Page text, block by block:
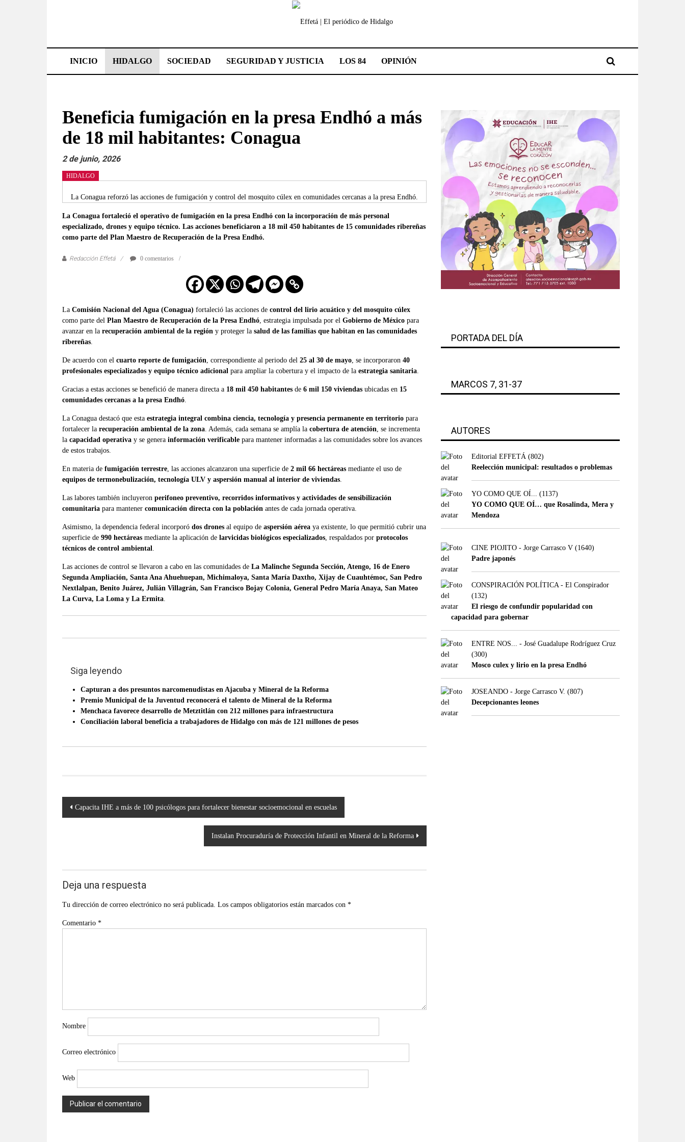
El
de
Hidalgo
Las
noticias
más
importantes
estado,
verificadas
al
serio
y
mismas.
INICIO HIDALGO SOCIEDAD SEGURIDAD Y JUSTICIA LOS 84 OPINIÓN
Beneficia fumigación en la presa Endhó a más
de 18 mil habitantes: Conagua
2 de junio, 2026
La Conagua reforzó las acciones de fumigación y control del mosquito cúlex en comunidades cercanas a la presa Endhó.
HIDALGO
La Conagua fortaleció el operativo de fumigación en la presa Endhó con la incorporación de más personal
especializado, drones y equipo técnico. Las acciones beneficiaron a 18 mil 450 habitantes de 15 comunidades ribereñas
como parte del Plan Maestro de Recuperación de la Presa Endhó.
Redacción Effetá 0 comentarios
La Comisión Nacional del Agua (Conagua) fortaleció las acciones de control del lirio acuático y del mosquito cúlex
como parte del Plan Maestro de Recuperación de la Presa Endhó, estrategia impulsada por el Gobierno de México para
avanzar en la recuperación ambiental de la región y proteger la salud de las familias que habitan en las comunidades
ribereñas.
De acuerdo con el cuarto reporte de fumigación, correspondiente al periodo del 25 al 30 de mayo, se incorporaron 40
profesionales especializados y equipo técnico adicional para ampliar la cobertura y el impacto de la estrategia sanitaria.
Gracias a estas acciones se benefició de manera directa a 18 mil 450 habitantes de 6 mil 150 viviendas ubicadas en 15
comunidades cercanas a la presa Endhó.
La Conagua destacó que esta estrategia integral combina ciencia, tecnología y presencia permanente en territorio para
fortalecer la recuperación ambiental de la zona. Además, cada semana se amplía la cobertura de atención, se incrementa
la capacidad operativa y se genera información verificable para mantener informadas a las comunidades sobre los avances
de estos trabajos.
En materia de fumigación terrestre, las acciones alcanzaron una superficie de 2 mil 66 hectáreas mediante el uso de
equipos de termonebulización, tecnología ULV y aspersión manual al interior de viviendas.
Las labores también incluyeron perifoneo preventivo, recorridos informativos y actividades de sensibilización
comunitaria para mantener comunicación directa con la población antes de cada jornada operativa.
Asimismo, la dependencia federal incorporó dos drones al equipo de aspersión aérea ya existente, lo que permitió cubrir una
superficie de 990 hectáreas mediante la aplicación de larvicidas biológicos especializados, respaldados por protocolos
técnicos de control ambiental.
Las acciones de control se llevaron a cabo en las comunidades de La Malinche Segunda Sección, Atengo, 16 de Enero
Segunda Ampliación, Santa Ana Ahuehuepan, Michimaloya, Santa María Daxtho, Xijay de Cuauhtémoc, San Pedro
Nextlalpan, Benito Juárez, Julián Villagrán, San Francisco Bojay Colonia, General Pedro María Anaya, San Mateo
La Curva, La Loma y La Ermita.
Siga leyendo
Capturan a dos presuntos narcomenudistas en Ajacuba y Mineral de la Reforma
Premio Municipal de la Juventud reconocerá el talento de Mineral de la Reforma
Menchaca favorece desarrollo de Metztitlán con 212 millones para infraestructura
Conciliación laboral beneficia a trabajadores de Hidalgo con más de 121 millones de pesos
Navegación
de
Capacita IHE a más de 100 psicólogos para fortalecer bienestar socioemocional en escuelas
Instalan Procuraduría de Protección Infantil en Mineral de la Reforma
Deja una respuesta
Tu dirección de correo electrónico no será publicada. Los campos obligatorios están marcados con *
Comentario *
Nombre
Correo electrónico
Web
PORTADA DEL DÍA
MARCOS 7, 31-37
AUTORES
Editorial EFFETÁ (802)
Reelección municipal: resultados o problemas
YO COMO QUE OÍ... (1137)
YO COMO QUE OÍ… que Rosalinda, Mera y
Mendoza
CINE PIOJITO - Jorge Carrasco V (1640)
Padre japonés
CONSPIRACIÓN POLÍTICA - El Conspirador
(132)
El riesgo de confundir popularidad con
capacidad para gobernar
ENTRE NOS... - José Guadalupe Rodríguez Cruz
(300)
Mosco culex y lirio en la presa Endhó
JOSEANDO - Jorge Carrasco V. (807)
Decepcionantes leones